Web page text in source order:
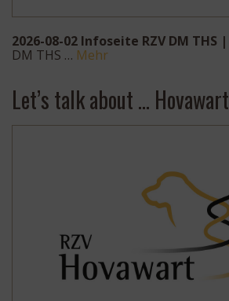
2026-08-02 Infoseite RZV DM THS |
DM THS … Mehr
Let’s talk about … Hovawart